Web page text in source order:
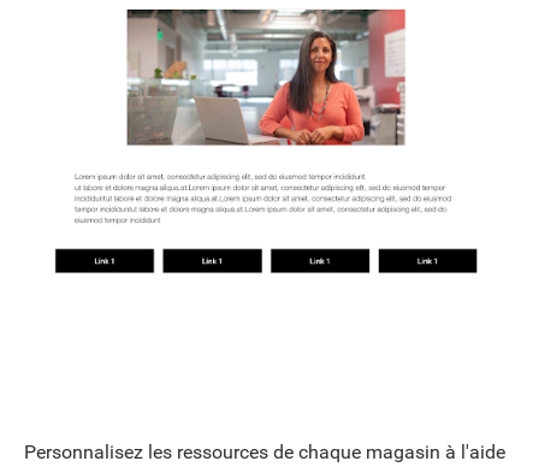
Personnalisez les ressources de chaque magasin à l'aide